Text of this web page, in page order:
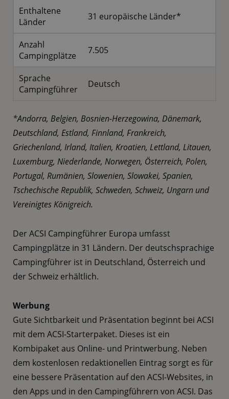
Enthaltene
Länder
31 europäische Länder*
Anzahl
Campingplätze
7.505
Sprache
Campingführer
Deutsch
*Andorra, Belgien, Bosnien-Herzegowina, Dänemark,
Deutschland, Estland, Finnland, Frankreich,
Griechenland, Irland, Italien, Kroatien, Lettland, Litauen,
Luxemburg, Niederlande, Norwegen, Österreich, Polen,
Portugal, Rumänien, Slowenien, Slowakei, Spanien,
Tschechische Republik, Schweden, Schweiz, Ungarn und
Vereinigtes Königreich.
Der ACSI Campingführer Europa umfasst
Campingplätze in 31 Ländern. Der deutschsprachige
Campingführer ist in Deutschland, Österreich und
der Schweiz erhältlich.
Werbung
Gute Sichtbarkeit und Präsentation beginnt bei ACSI
mit dem ACSI-Starterpaket. Dieses ist ein
Kombipaket aus Online- und Printwerbung. Neben
dem kostenlosen redaktionellen Eintrag sorgt es für
eine bessere Präsentation auf den ACSI-Websites, in
den Apps und in den Campingführern von ACSI. Das